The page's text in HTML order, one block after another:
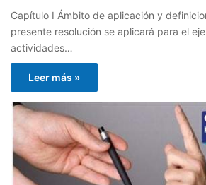
Capítulo I Ámbito de aplicación y
presente resolución se aplicará para el
actividades…
Leer más »